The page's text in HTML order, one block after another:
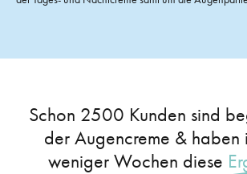
Schon 2500 Kunden sind
der Augencreme & haben
weniger Wochen diese